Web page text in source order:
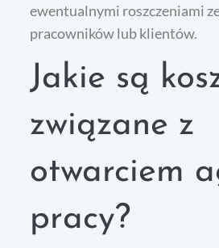
ewentualnymi roszczeniami
pracowników lub klientów.
Jakie są
związane z
otwarciem
pracy?